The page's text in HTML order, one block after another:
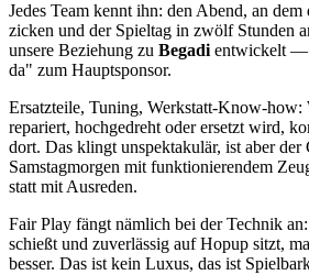
Jedes Team kennt ihn: den Abend, an
zicken und der Spieltag in zwölf Stunden
unsere Beziehung zu Begadientwickelt —
da" zum Hauptsponsor.
Ersatzteile, Tuning, Werkstatt-Know-how:
repariert, hochgedreht oder ersetzt wird,
dort. Das klingt unspektakulär, ist aber
Samstagmorgen mit funktionierendem
statt mit Ausreden.
Fair Play fängt nämlich bei der Technik
schießt und zuverlässig auf Hopup sitzt,
besser. Das ist kein Luxus, das ist